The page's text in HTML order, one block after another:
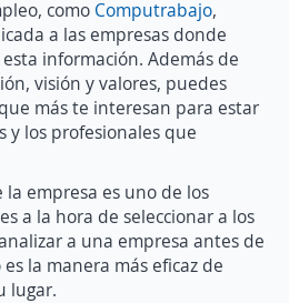
como Computrabajo,
a las empresas donde
información. Además de
visión y valores, puedes
más te interesan para estar
y los profesionales que
empresa es uno de los
a la hora de seleccionar a los
a una empresa antes de
la manera más eficaz de
lugar.